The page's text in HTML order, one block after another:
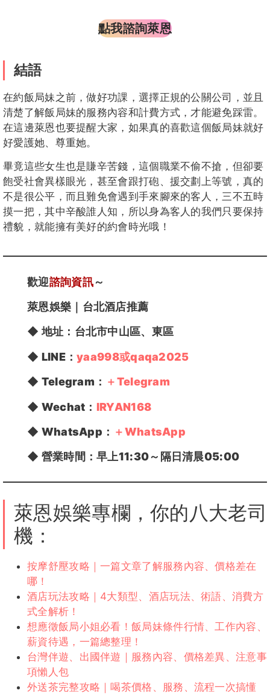
點我諮詢萊恩
結語
在約飯局妹之前，做好功課，選擇正規的公關公司，並且
清楚了解飯局妹的服務內容和計費方式，才能避免踩雷。
在這邊萊恩也要提醒大家，如果真的喜歡這個飯局妹就好
好愛護她、尊重她。
畢竟這些女生也是賺辛苦錢，這個職業不偷不搶，但卻要
飽受社會異樣眼光，甚至會跟打砲、援交劃上等號，真的
不是很公平，而且難免會遇到手來腳來的客人，三不五時
摸一把，其中辛酸誰人知，所以身為客人的我們只要保持
禮貌，就能擁有美好的約會時光哦！
歡迎諮詢資訊～
萊恩娛樂 ｜台北酒店推薦
◆地址： 台北市中山區、東區
◆ LINE：yaa998或qaqa2025
◆ Telegram： ＋Telegram
◆ Wechat： IRYAN168
◆ WhatsApp： ＋WhatsApp
◆ 營業時間：早上11:30～隔日清晨05:00
萊恩娛樂專欄，你的八大老司
機：
按摩舒壓攻略｜一篇文章了解服務內容、價格差在
哪！
酒店玩法攻略｜4大類型、酒店玩法、術語、消費方
式全解析！
想應徵飯局小姐必看！飯局妹條件行情、工作內容、
薪資待遇，一篇總整理！
台灣伴遊、出國伴遊｜服務內容、價格差異、注意事
項懶人包
外送茶完整攻略｜喝茶價格、服務、流程一次搞懂